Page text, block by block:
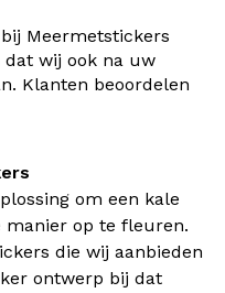
Meermetstickers
wij ook na uw
Klanten beoordelen
om een kale
manier op te fleuren.
die wij aanbieden
ontwerp bij dat